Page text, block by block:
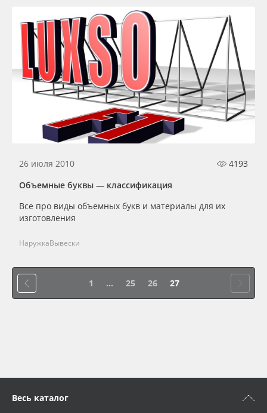
26 июля 2010
4193
Объемные буквы — классификация
Все про виды объемных букв и материалы для их
изготовления
НаружкаВывески
1 ... 25 26 27
Весь каталог